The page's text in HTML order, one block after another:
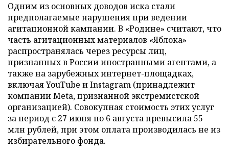
Одним из основных доводов иска стали
предполагаемые нарушения при ведении
агитационной кампании. В «Родине» считают, что
часть агитационных материалов «Яблока»
распространялась через ресурсы лиц,
признанных в России иностранными агентами, а
также на зарубежных интернет-площадках,
включая YouTube и Instagram (принадлежит
компании Meta, признанной экстремистской
организацией). Совокупная стоимость этих услуг
за период с 27 июня по 6 августа превысила 55
млн рублей, при этом оплата производилась не из
избирательного фонда.